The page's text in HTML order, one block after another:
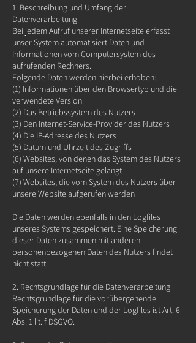
1. Beschreibung und Umfang der
Datenverarbeitung
Bei jedem Aufruf unserer Internetseite erfasst
unser System automatisiert Daten und
Informationen vom Computersystem des
aufrufenden Rechners.
Folgende Daten werden hierbei erhoben:
(1) Informationen über den Browsertyp und die
verwendete Version
(2) Das Betriebssystem des Nutzers
(3) Den Internet-Service-Provider des Nutzers
(4) Die IP-Adresse des Nutzers
(5) Datum und Uhrzeit des Zugriffs
(6) Websites, von denen das System des Nutzers
auf unsere Internetseite gelangt
(7) Websites, die vom System des Nutzers über
unsere Website aufgerufen werden
Die Daten werden ebenfalls in den Logfiles
unseres Systems gespeichert. Eine Speicherung
dieser Daten zusammen mit anderen
personenbezogenen Daten des Nutzers findet
nicht statt.
2. Rechtsgrundlage für die Datenverarbeitung
Rechtsgrundlage für die vorübergehende
Speicherung der Daten und der Logfiles ist Art. 6
Abs. 1 lit. f DSGVO.